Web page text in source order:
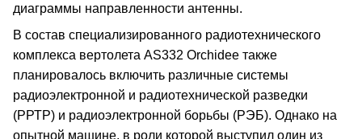
диаграммы направленности антенны.
В состав специализированного радиотехнического
комплекса вертолета AS332 Orchidee также
планировалось включить различные системы
радиоэлектронной и радиотехнической разведки
(РРТР) и радиоэлектронной борьбы (РЭБ). Однако на
опытной машине, в роли которой выступил один из